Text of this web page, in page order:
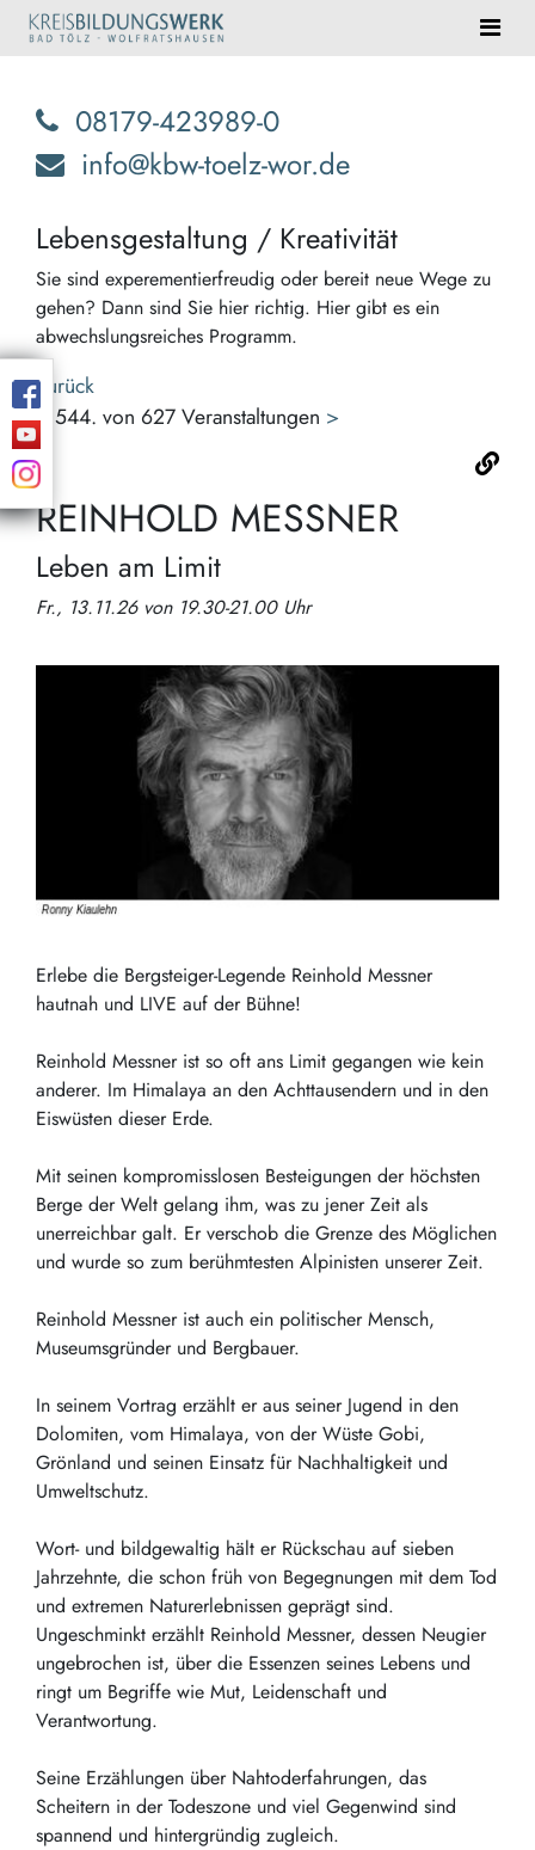
08179-423989-0
info@kbw-toelz-wor.de
Lebensgestaltung / Kreativität
Sie sind experementierfreudig oder bereit neue Wege zu
gehen? Dann sind Sie hier richtig. Hier gibt es ein
abwechslungsreiches Programm.
Zurück
< 544. von 627 Veranstaltungen >
REINHOLD MESSNER
Leben am Limit
Fr., 13.11.26 von 19.30-21.00 Uhr
Erlebe die Bergsteiger-Legende Reinhold Messner
hautnah und LIVE auf der Bühne!
Reinhold Messner ist so oft ans Limit gegangen wie kein
anderer. Im Himalaya an den Achttausendern und in den
Eiswüsten dieser Erde.
Mit seinen kompromisslosen Besteigungen der höchsten
Berge der Welt gelang ihm, was zu jener Zeit als
unerreichbar galt. Er verschob die Grenze des Möglichen
und wurde so zum berühmtesten Alpinisten unserer Zeit.
Reinhold Messner ist auch ein politischer Mensch,
Museumsgründer und Bergbauer.
In seinem Vortrag erzählt er aus seiner Jugend in den
Dolomiten, vom Himalaya, von der Wüste Gobi,
Grönland und seinen Einsatz für Nachhaltigkeit und
Umweltschutz.
Wort- und bildgewaltig hält er Rückschau auf sieben
Jahrzehnte, die schon früh von Begegnungen mit dem Tod
und extremen Naturerlebnissen geprägt sind.
Ungeschminkt erzählt Reinhold Messner, dessen Neugier
ungebrochen ist, über die Essenzen seines Lebens und
ringt um Begriffe wie Mut, Leidenschaft und
Verantwortung.
Seine Erzählungen über Nahtoderfahrungen, das
Scheitern in der Todeszone und viel Gegenwind sind
spannend und hintergründig zugleich.